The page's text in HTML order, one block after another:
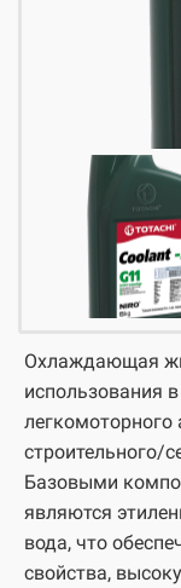
Охлаждающая
использования
легкомоторного
строительного/
Базовыми
являются
вода, что
свойства,